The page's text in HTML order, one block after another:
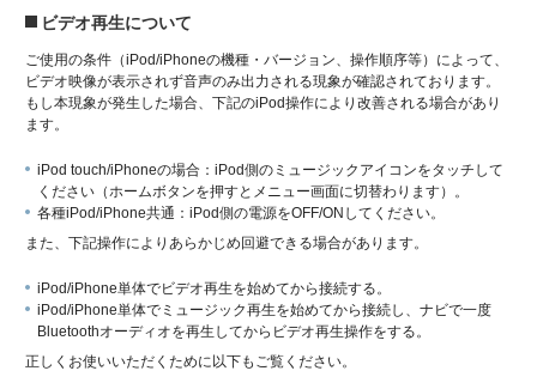
ビデオ再生について
ご使用の条件（iPod/iPhoneの機種・バージョン、操作順序等）によって、
ビデオ映像が表示されず音声のみ出力される現象が確認されております。
もし本現象が発生した場合、下記のiPod操作により改善される場合があり
ます。
iPod touch/iPhoneの場合：iPod側のミュージックアイコンをタッチして
ください（ホームボタンを押すとメニュー画面に切替わります）。
各種iPod/iPhone共通：iPod側の電源をOFF/ONしてください。
また、下記操作によりあらかじめ回避できる場合があります。
iPod/iPhone単体でビデオ再生を始めてから接続する。
iPod/iPhone単体でミュージック再生を始めてから接続し、ナビで一度
Bluetoothオーディオを再生してからビデオ再生操作をする。
正しくお使いいただくために以下もご覧ください。